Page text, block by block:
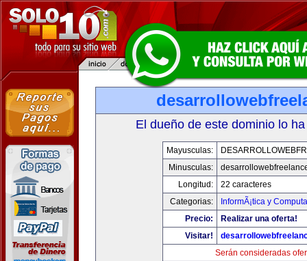
El dueño de este dominio lo
Mayusculas:
Minusculas:
Longitud:
22 caracteres
Categorias:
InformÃ¡tica y
Precio:
Realizar una oferta!
Visitar!
Serán consideradas